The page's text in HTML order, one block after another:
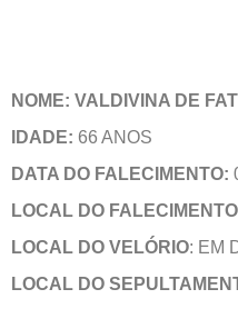
NOME: VALDIVINA DE
IDADE: 66 ANOS
DATA DO FALECIMENTO:
LOCAL DO
LOCAL DO VELÓRIO: EM
LOCAL DO